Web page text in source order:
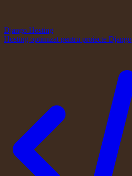
Django Hosting
Hosting optimizat pentru proiecte Django